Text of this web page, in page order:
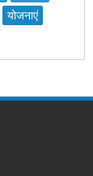
योजनाएं